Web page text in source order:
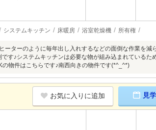
システムキッチン 床暖房 浴室乾燥機 所有権
ーターのように毎年出し入れするなどの面倒な作業を
す♪システムキッチンは必要な物が組み込まれている
物件はこちらです♪南西向きの物件です(*^_^*)
お気に入りに追加 見